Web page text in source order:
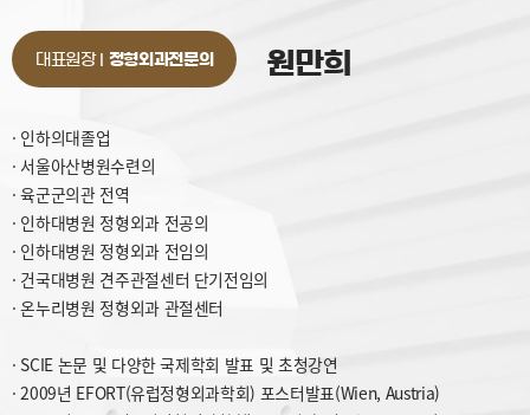
대표원장 I 정형외과전문의 원만희
· 인하의대졸업
· 서울아산병원수련의
· 육군군의관 전역
· 인하대병원 정형외과 전공의
· 인하대병원 정형외과 전임의
· 건국대병원 견주관절센터 단기전임의
· 온누리병원 정형외과 관절센터
· SCIE 논문 및 다양한 국제학회 발표 및 초청강연
· 2009년 EFORT(유럽정형외과학회) 포스터발표(Wien, Austria)